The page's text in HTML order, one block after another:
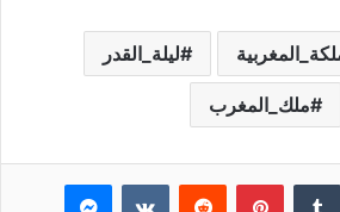
ليلة_القدر
ملك_المغرب
بينتيريست ماسنجر